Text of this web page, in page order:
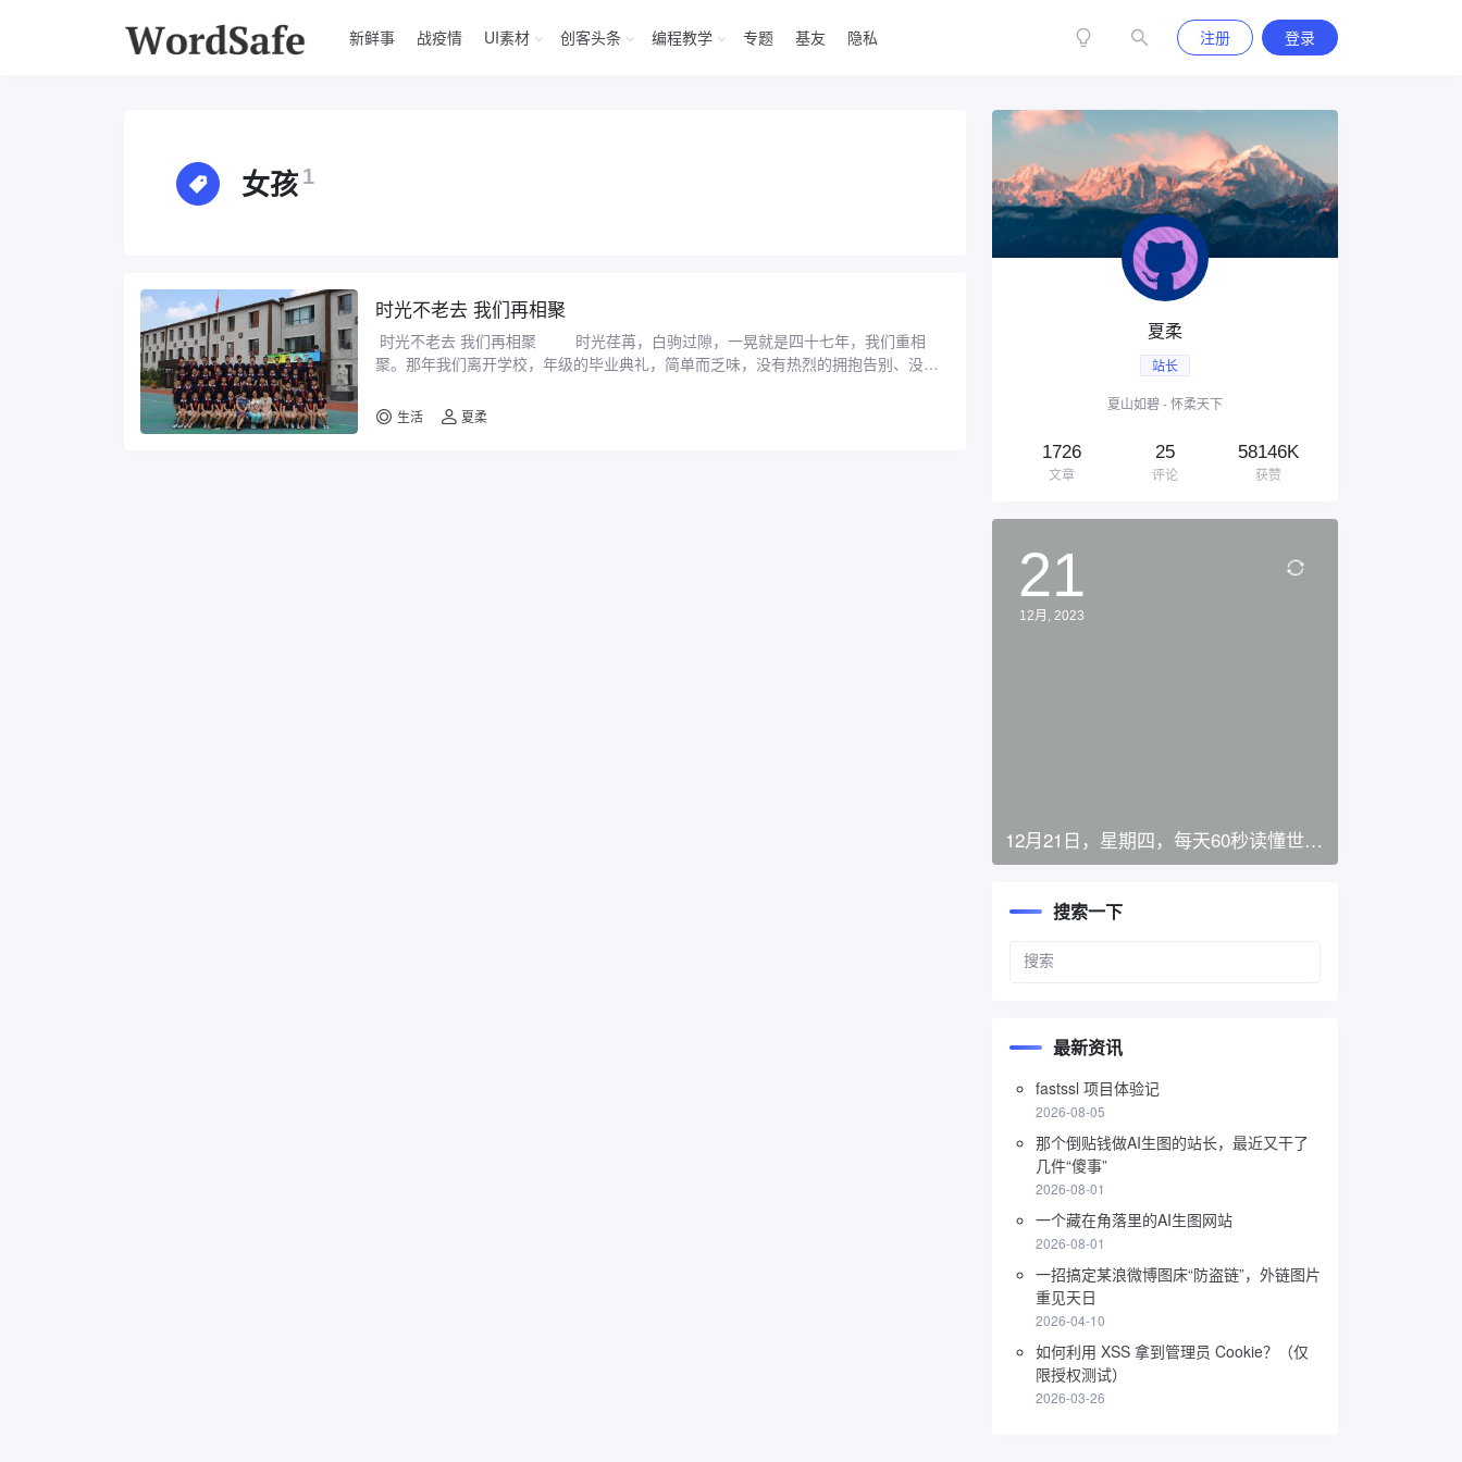
新鲜事 战疫情 UI素材 创客头条 编程教学 专题 基友 隐私 注册 登录
女孩 1
时光不老去 我们再相聚
时光不老去 我们再相聚 时光荏苒，白驹过隙，一晃就是四十七年，我们重相
聚。那年我们离开学校，年级的毕业典礼，简单而乏味，没有热烈的拥抱告别、没有
生活 夏柔
夏柔
站长
夏山如碧 - 怀柔天下
1726
文章
25
评论
58146K
获赞
21
12月, 2023
12月21日，星期四，每天60秒读懂世
界！
搜索一下
最新资讯
fastssl 项目体验记
2026-08-05
那个倒贴钱做AI生图的站长，最近又干了
几件“傻事”
2026-08-01
一个藏在角落里的AI生图网站
2026-08-01
一招搞定某浪微博图床“防盗链”，外链图片
重见天日
2026-04-10
如何利用 XSS 拿到管理员 Cookie？（仅
限授权测试）
2026-03-26